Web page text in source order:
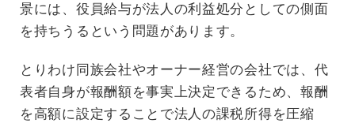
景には、役員給与が法人の利益処分としての側面
を持ちうるという問題があります。
とりわけ同族会社やオーナー経営の会社では、代
表者自身が報酬額を事実上決定できるため、報酬
を高額に設定することで法人の課税所得を圧縮